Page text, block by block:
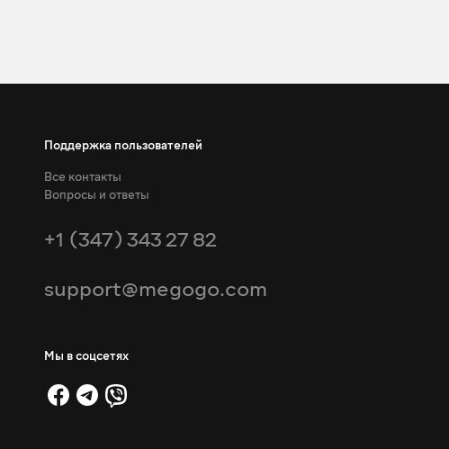
Поддержка пользователей
Все контакты
Вопросы и ответы
+1 (347) 343 27 82
support@megogo.com
Мы в соцсетях